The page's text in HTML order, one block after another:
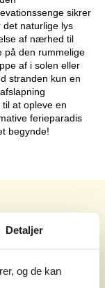
sikrer
naturlige lys
af nærhed til
på den rummelige
af i solen eller
stranden kun en
at opleve en
ferieparadis
begynde!
Detaljer
og de kan